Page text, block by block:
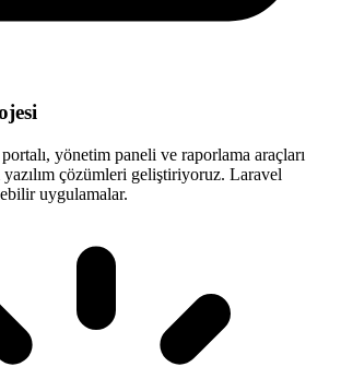
yönetim paneli ve raporlama araçları
çözümleri geliştiriyoruz. Laravel
uygulamalar.